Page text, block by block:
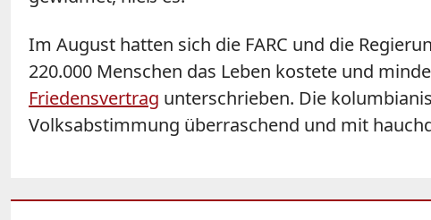
Im August hatten sich die FARC und die
220.000 Menschen das Leben kostete und
Friedensvertrag unterschrieben. Die
Volksabstimmung überraschend und mit